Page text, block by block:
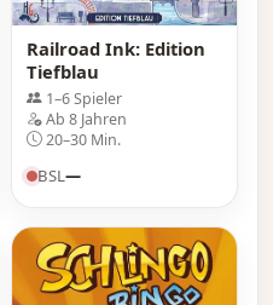
Railroad Ink: Edition
Tiefblau
1–6 Spieler
Ab 8 Jahren
20–30 Min.
BSL—